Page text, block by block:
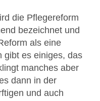
die Pflegereform
bezeichnet und
als eine
gibt es einiges, das
manches aber
dann in der
und auch